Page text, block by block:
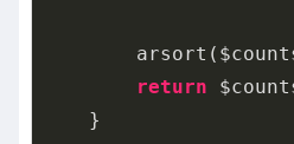
return
    }